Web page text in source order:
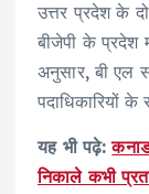
उत्तर प्रदेश के
बीजेपी के प्रदेश
अनुसार, बी एल
पदाधिकारियों
यह भी पढ़े:
निकाले कभी